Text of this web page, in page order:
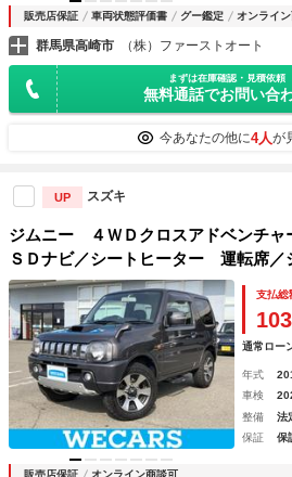
販売店保証 車両状態評価書 グー鑑定 オンライ
群馬県高崎市 （株）ファーストオート
まずは在庫確認・見積依頼
無料通話でお問い合
今あなたの他に4人が
UP スズキ
ジムニー ４ＷＤクロスアドベンチ
ＳＤナビ／シートヒーター 運転席
Ｂｌｕｅｔｏｏｔｈ接続／ＥＴＣ／Ｅ
ＴＶ／ＤＶＤ／ターボ／アルミホイ
パワーウインドウ
支払総
通常ロー
年式
車検
整備
法
保証
保
販売店保証 オンライン商談可